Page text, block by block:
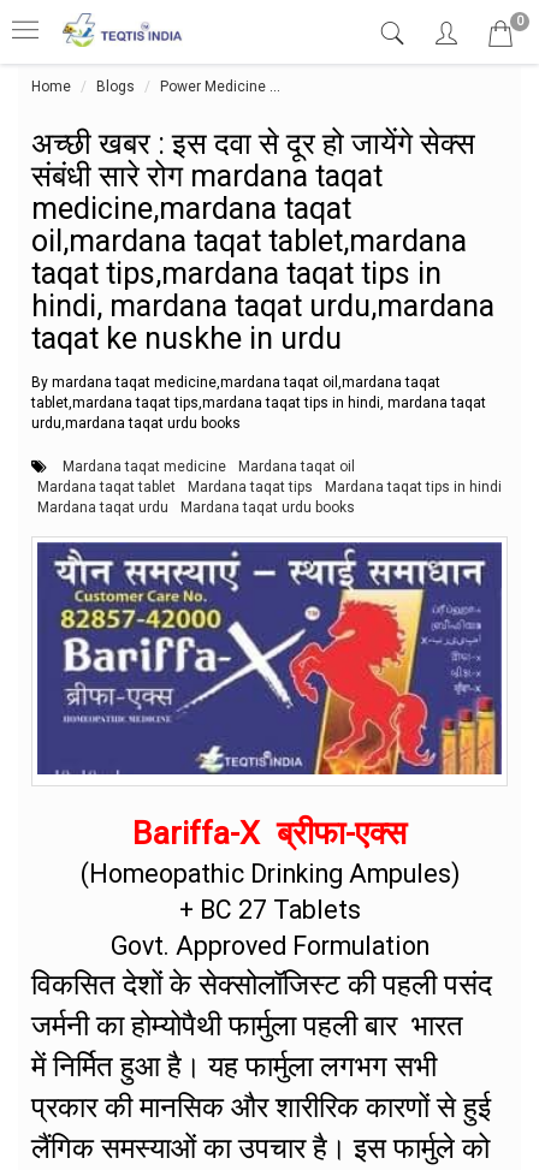
0
Home Blogs Power Medicine
अच्छी खबर : इस दवा से दूर हो जायेंगे सेक्स
संबंधी सारे रोग mardana taqat
medicine,mardana taqat
oil,mardana taqat tablet,mardana
taqat tips,mardana taqat tips in
hindi, mardana taqat urdu,mardana
taqat ke nuskhe in urdu
By mardana taqat medicine,mardana taqat oil,mardana taqat
tablet,mardana taqat tips,mardana taqat tips in hindi, mardana taqat
urdu,mardana taqat urdu books
Mardana taqat medicine
Mardana taqat oil
Mardana taqat tablet
Mardana taqat tips
Mardana taqat tips in hindi
Mardana taqat urdu
Mardana taqat urdu books
Bariffa-X ब्रीफा-एक्स
(Homeopathic Drinking Ampules)
+ BC 27 Tablets
Govt. Approved Formulation
विकसित देशों के सेक्सोलॉजिस्ट की पहली पसंद
जर्मनी का होम्योपैथी फार्मुला पहली बार भारत
में निर्मित हुआ है। यह फार्मुला लगभग सभी
प्रकार की मानसिक और शारीरिक कारणों से हुई
लैंगिक समस्याओं का उपचार है। इस फार्मुले को